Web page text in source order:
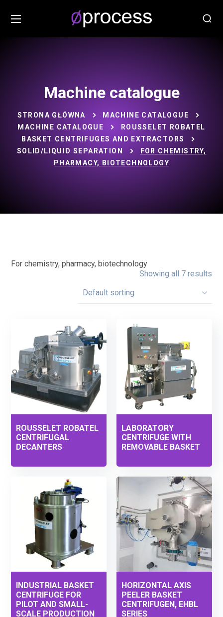
Machine catalogue
STRONA GŁÓWNA
MACHINE CATALOGUE
MACHINE CATALOGUE
ROUSSELET ROBATEL
BASKET CENTRIFUGES AND EXTRACTORS
SOLID/LIQUID SEPARATION
FOR CHEMISTRY,
PHARMACY, BIOTECHNOLOGY
For chemistry, pharmacy, biotechnology
Showing all 7 results
ROUSSELET ROBATEL
CENTRIFUGAL
DECANTERS
LABORATORY
CENTRIFUGE WITH
REMOVABLE BASKET
INDUSTRIAL BASKET
CENTRIFUGE FOR
PILOT AND SMALL-
SCALE PRODUCTION
HORIZONTAL AXIS
PEELER BASKET
CENTRIFUGEN, EHBL
SERIES